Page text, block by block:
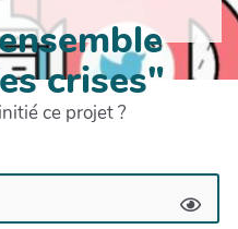
crises"
ce projet ?